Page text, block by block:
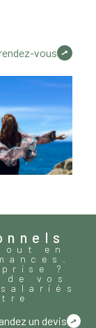
vous
en
?
vos
un devis